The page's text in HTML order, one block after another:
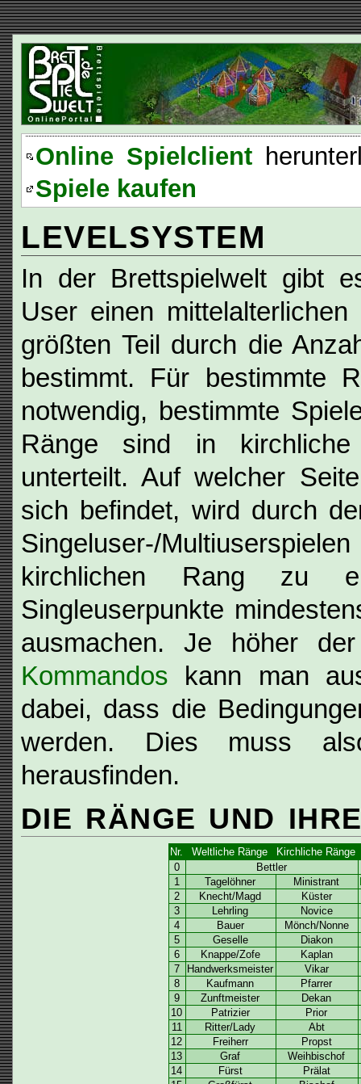
Online Spielclient
Spiele kaufen
LEVELSYSTEM
In der Brettspielwelt gibt
User einen
größten Teil durch die
bestimmt. Für bestimmte
notwendig, bestimmte
Ränge sind in
unterteilt. Auf welcher
sich befindet, wird durch
Singeluser-/
kirchlichen Rang zu
Singleuserpunkte
ausmachen. Je höher
Kommandos kann man
dabei, dass die
werden. Dies muss
herausfinden.
DIE RÄNGE UND
Nr. Weltliche Ränge
Kirchliche Ränge
0
Bettler
1
Tagelöhner Ministrant
2
Knecht/Magd
Küster
3
Lehrling
Novice
4
Bauer
Mönch/Nonne
5
Geselle
Diakon
6
Knappe/Zofe
Kaplan
7
Handwerksmeister
Vikar
8
Kaufmann
Pfarrer
9
Zunftmeister
Dekan
10
Patrizier
Prior
11
Ritter/Lady
Abt
12
Freiherr
Propst
13
Graf
Weihbischof
14
Fürst
Prälat